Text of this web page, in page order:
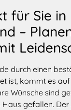
für Sie in
–
durch einen
ist, kommt es
Wünsche sind
gefallen. Der